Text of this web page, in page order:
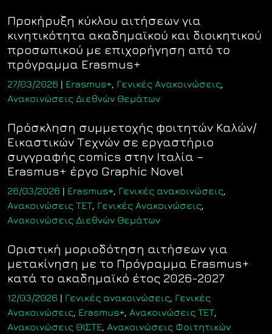
Προκήρυξη κύκλου αιτήσεων για
κινητικότητα ακαδημαϊκού και διοικητικού
προσωπικού με επιχορήγηση από το
πρόγραμμα Erasmus+
27/03/2026 | Erasmus+, Γενικές Ανακοινώσεις,
Ανακοινώσεις Διεθνών Θεμάτων
Πρόσκληση συμμετοχής φοιτητών Καλών/
Εικαστικών Τεχνών σε εργαστήριο
συγγραφής comics στην Ιταλία –
Erasmus+ έργο Graphic Novel
26/03/2026 | Erasmus+, Γενικές ανακοινώσεις,
Ανακοινώσεις ΤΕΤ, Γενικές Ανακοινώσεις,
Ανακοινώσεις Διεθνών Θεμάτων
Οριστική μοριοδότηση αιτήσεων για
μετακίνηση με το Πρόγραμμα Erasmus+
κατά το ακαδημαϊκό έτος 2026-2027
12/03/2026 | Γενικές ανακοινώσεις, Γενικές
Ανακοινώσεις, Erasmus+, Ανακοινώσεις ΤΕΤ,
Ανακοινώσεις ΘΙΣΤΕ, Ανακοινώσεις Φοιτητικών